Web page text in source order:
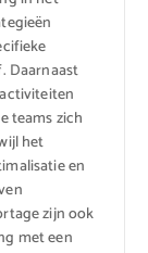
Daarnaast
teams zich
het
en
zijn ook
met een